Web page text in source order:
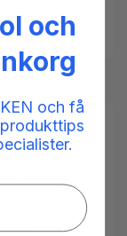
,
och
och få